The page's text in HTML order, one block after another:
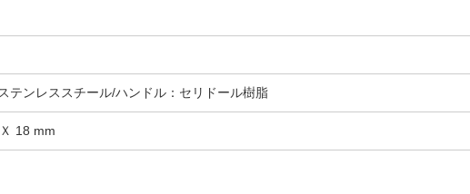
テンレススチール/ハンドル：セリドール樹脂
18 mm